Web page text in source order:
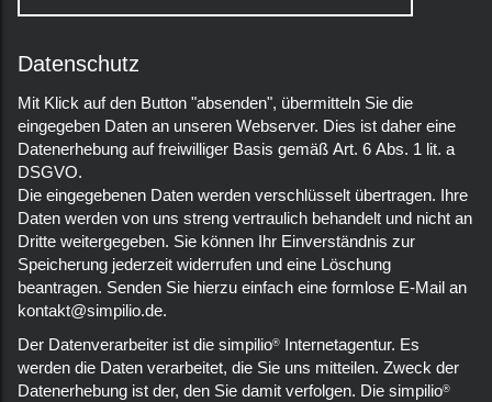
Datenschutz
Mit Klick auf den Button "absenden", übermitteln Sie die
eingegeben Daten an unseren Webserver. Dies ist daher eine
Datenerhebung auf freiwilliger Basis gemäß Art. 6 Abs. 1 lit. a
DSGVO.
Die eingegebenen Daten werden verschlüsselt übertragen. Ihre
Daten werden von uns streng vertraulich behandelt und nicht an
Dritte weitergegeben. Sie können Ihr Einverständnis zur
Speicherung jederzeit widerrufen und eine Löschung
beantragen. Senden Sie hierzu einfach eine formlose E-Mail an
kontakt@simpilio.de.
Der Datenverarbeiter ist die simpilio® Internetagentur. Es
werden die Daten verarbeitet, die Sie uns mitteilen. Zweck der
Datenerhebung ist der, den Sie damit verfolgen. Die simpilio®